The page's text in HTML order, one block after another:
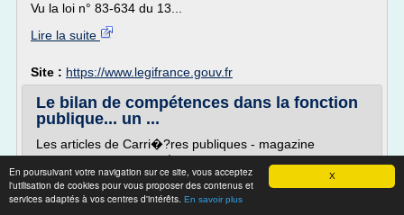
X
En poursuivant votre navigation sur ce site, vous acceptez
l'utilisation de cookies pour vous proposer des contenus et
services adaptés à vos centres d'intérêts. En savoir plus
Vu la loi n° 83-634 du 13...
Lire la suite
Site : https://www.legifrance.gouv.fr
Le bilan de compétences dans la fonction
publique... un ...
Les articles de Carri�?res publiques - magazine
d'information des carri�?res de la fonction publique -
sont désormais uniquement disponibles au format
numérique.